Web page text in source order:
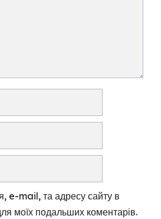
e-mail, та адресу сайту в
моїх подальших коментарів.